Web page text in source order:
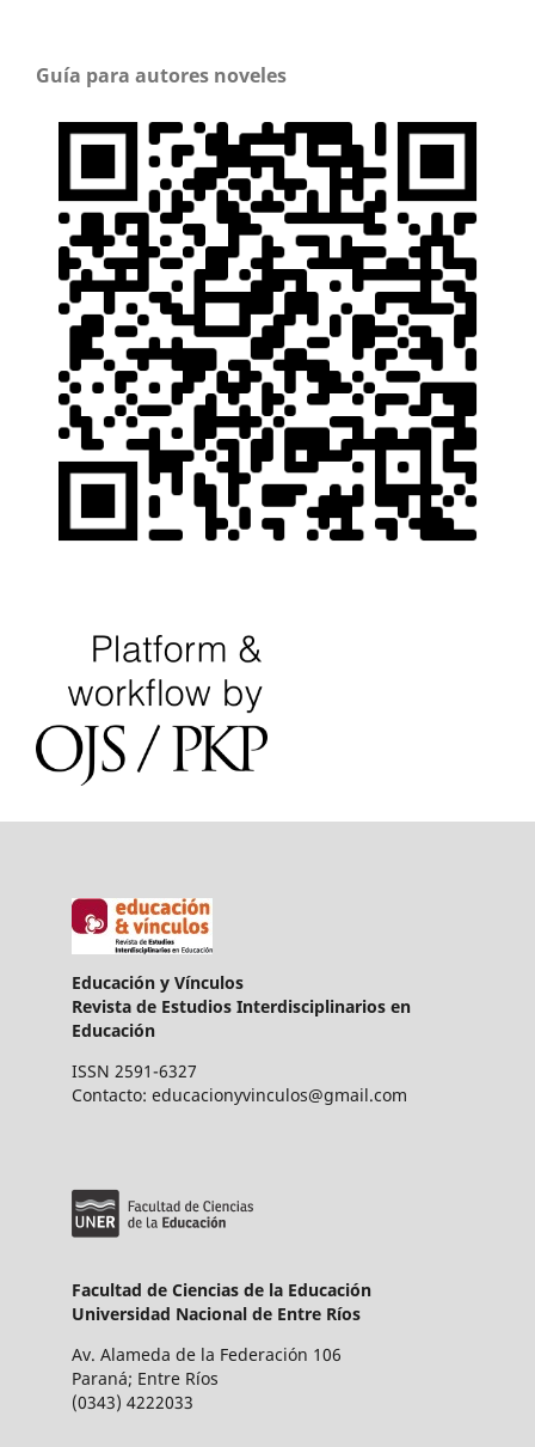
Guía para autores noveles
Educación y Vínculos
Revista de Estudios Interdisciplinarios en
Educación
ISSN 2591-6327
Contacto: educacionyvinculos@gmail.com
Facultad de Ciencias de la Educación
Universidad Nacional de Entre Ríos
Av. Alameda de la Federación 106
Paraná; Entre Ríos
(0343) 4222033